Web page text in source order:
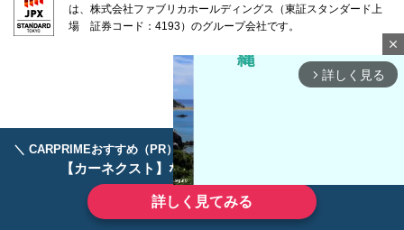
＼ CARPRIMEおすすめ（PR） ／
【カーネクスト】ならどんなクルマも高価買取
詳しく見てみる
は、株式会社ファブリカホールディングス（東証スタンダード上
場 証券コード：4193）のグループ会社です。
close
arrow_forward_ios 詳しく見る